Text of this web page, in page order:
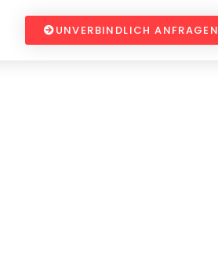
UNVERBINDLICH ANFRAGEN